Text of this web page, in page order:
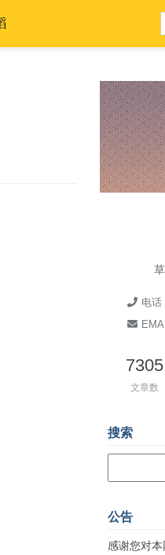
电话
7305
文章数
搜索
公告
感谢您对